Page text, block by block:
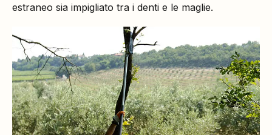
estraneo sia impigliato tra i denti e le maglie.